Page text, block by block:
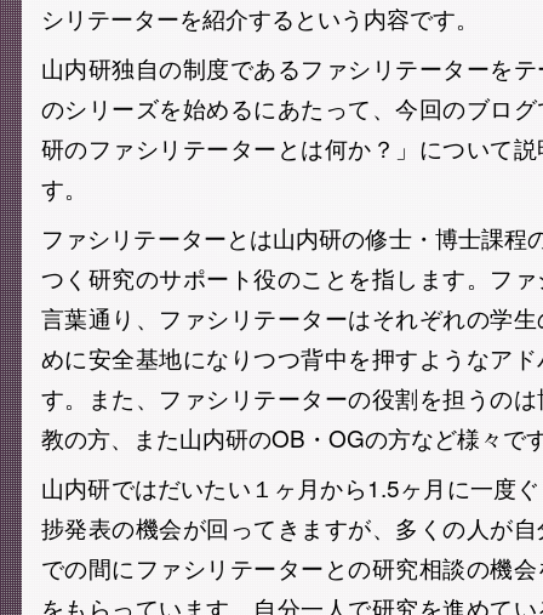
シリテーターを紹介するという内容です。
山内研独自の制度であるファシリテーターを
のシリーズを始めるにあたって、今回のブロ
研のファシリテーターとは何か？」について
す。
ファシリテーターとは山内研の修士・博士課程
つく研究のサポート役のことを指します。フ
言葉通り、ファシリテーターはそれぞれの学
めに安全基地になりつつ背中を押すようなア
す。また、ファシリテーターの役割を担うの
教の方、また山内研のOB・OGの方など様々で
山内研ではだいたい１ヶ月から1.5ヶ月に一度
捗発表の機会が回ってきますが、多くの人が
での間にファシリテーターとの研究相談の機
をもらっています。自分一人で研究を進めて